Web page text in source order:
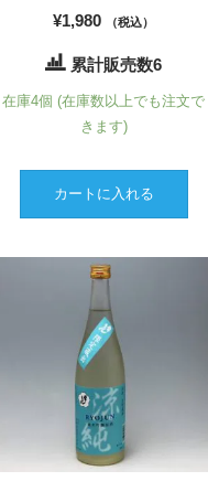
¥1,980 （税込）
累計販売数6
在庫4個 (在庫数以上でも注文で
きます)
カートに入れる